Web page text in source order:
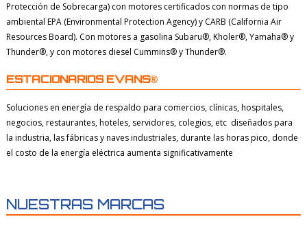
Protección de Sobrecarga) con motores certificados con normas de tipo
ambiental EPA (Environmental Protection Agency) y CARB (California Air
Resources Board). Con motores a gasolina Subaru®, Kholer®, Yamaha® y
Thunder®, y con motores diesel Cummins® y Thunder®.
ESTACIONARIOS EVANS®
Soluciones en energía de respaldo para comercios, clínicas, hospitales,
negocios, restaurantes, hoteles, servidores, colegios, etc diseñados para
la industria, las fábricas y naves industriales, durante las horas pico, donde
el costo de la energía eléctrica aumenta significativamente
NUESTRAS MARCAS